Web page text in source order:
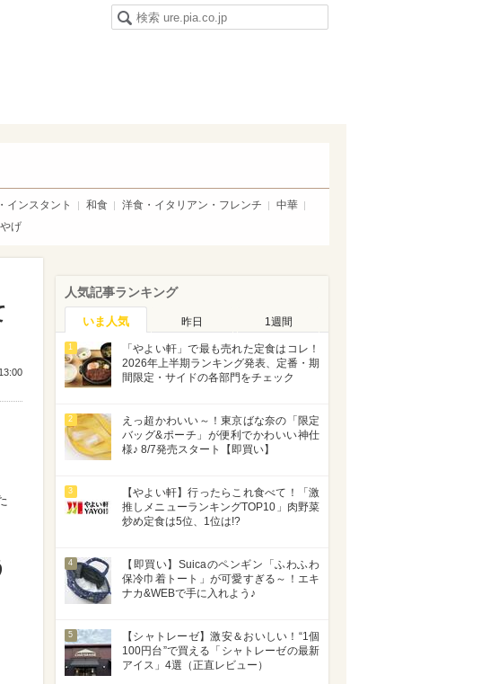
インスタント 和食 洋食・イタリアン・フレンチ
中華
げ
人気記事ランキング
いま人気 昨日 1週間
1
「やよい軒」で最も売れた定食はコレ！
2026年上半期ランキング発表、定番・期
間限定・サイドの各部門をチェック
2
えっ超かわいい～！東京ばな奈の「限定
バッグ&ポーチ」が便利でかわいい神仕
様♪ 8/7発売スタート【即買い】
3
【やよい軒】行ったらこれ食べて！「激
推しメニューランキングTOP10」肉野菜
炒め定食は5位、1位は!?
4
【即買い】Suicaのペンギン「ふわふわ
保冷巾着トート」が可愛すぎる～！エキ
ナカ&WEBで手に入れよう♪
5
【シャトレーゼ】激安＆おいしい！“1個
100円台”で買える「シャトレーゼの最新
アイス」4選（正直レビュー）